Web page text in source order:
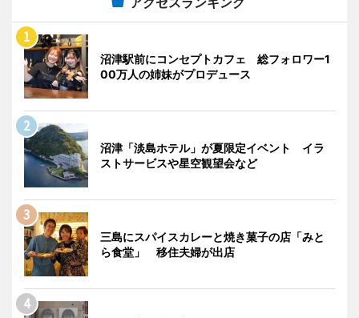
沼津駅前にコンセプトカフェ 総フォロワー1
00万人の姉妹がプロデュース
沼津「淡島ホテル」が夏限定イベント イラ
ストサービスや星空観望会など
三島にスパイスカレーと焼き菓子の店「みと
ら食堂」 移住夫婦が出店